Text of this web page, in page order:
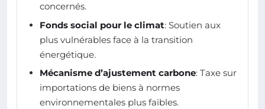
concernés.
Fonds social pour le climat: Soutien aux
plus vulnérables face à la transition
énergétique.
Mécanisme d’ajustement carbone: Taxe sur
importations de biens à normes
environnementales plus faibles.